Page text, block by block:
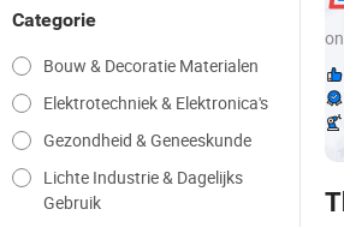
Categorie
Bouw & Decoratie Materialen
Elektrotechniek & Elektronica's
Gezondheid & Geneeskunde
Lichte Industrie & Dagelijks
Gebruik